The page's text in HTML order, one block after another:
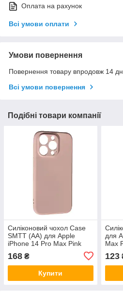
Оплата на рахунок
Всі умови оплати
Умови повернення
Повернення товару впродовж 14
Всі умови повернення
Подібні товари компанії
Силіконовий чохол Case
SMTT (AA) для Apple
iPhone 14 Pro Max Pink
168 ₴
Купити
для
Max
123